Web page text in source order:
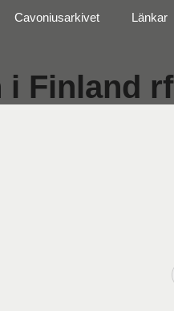
i Finland rf
Cavoniusarkivet Länkar